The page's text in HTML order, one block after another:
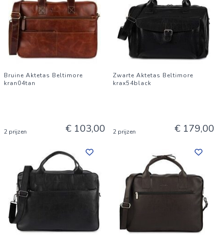
Bruine Aktetas Beltimore
kran04tan
2 prijzen € 103,00
Zwarte Aktetas Beltimore
krax54black
2 prijzen € 179,00